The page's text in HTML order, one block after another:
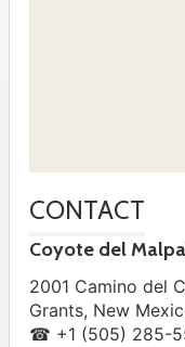
CONTACT
Coyote del
2001 Camino del
Grants, New
☎ +1 (505) 285-